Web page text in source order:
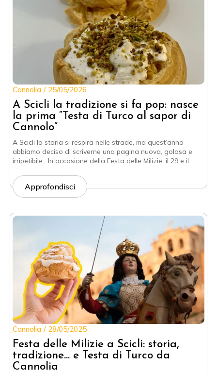
A Scicli la tradizione si fa pop: nasce
la prima “Testa di Turco al sapor di
Cannolo”
Cannolia 25/05/2026
A Scicli la storia si respira nelle strade, ma quest’anno
abbiamo deciso di scriverne una pagina nuova, golosa e
irripetibile. In occasione della Festa delle Milizie, il 29 e il…
Approfondisci
Festa delle Milizie a Scicli: storia,
tradizione… e Testa di Turco da
Cannolia
Cannolia 28/05/2025